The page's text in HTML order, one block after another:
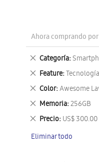
Ahora comprando por
Categoría
Eliminar
este
artículo
Feature
Eliminar
este
artículo
Color Awesome
Eliminar
este
artículo
Memoria 256GB
Eliminar
este
artículo
Precio US$
Eliminar
artículo
Eliminar todo